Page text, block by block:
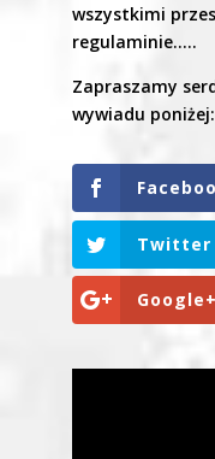
wszystkimi
regulaminie…..
Zapraszamy
wywiadu poniżej:
Twitter
Google+